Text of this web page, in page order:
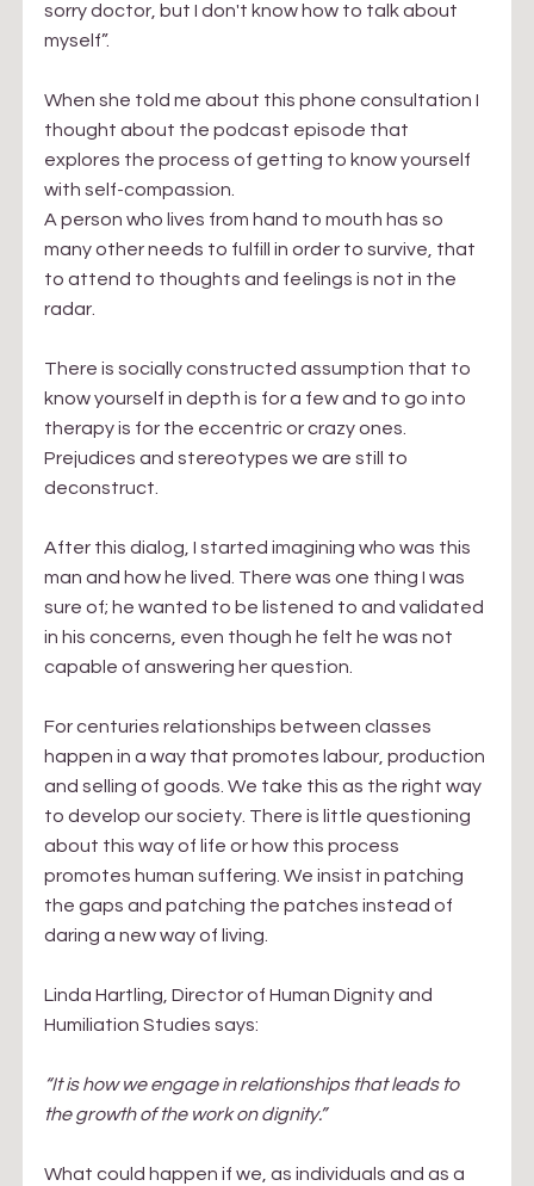
sorry doctor, but I don't know how to talk about
myself”.
When she told me about this phone consultation I
thought about the podcast episode that
explores the process of getting to know yourself
with self-compassion.
A person who lives from hand to mouth has so
many other needs to fulfill in order to survive, that
to attend to thoughts and feelings is not in the
radar.
There is socially constructed assumption that to
know yourself in depth is for a few and to go into
therapy is for the eccentric or crazy ones.
Prejudices and stereotypes we are still to
deconstruct.
After this dialog, I started imagining who was this
man and how he lived. There was one thing I was
sure of; he wanted to be listened to and validated
in his concerns, even though he felt he was not
capable of answering her question.
For centuries relationships between classes
happen in a way that promotes labour, production
and selling of goods. We take this as the right way
to develop our society. There is little questioning
about this way of life or how this process
promotes human suffering. We insist in patching
the gaps and patching the patches instead of
daring a new way of living.
Linda Hartling, Director of Human Dignity and
Humiliation Studies says:
“It is how we engage in relationships that leads to
the growth of the work on dignity.”
What could happen if we, as individuals and as a